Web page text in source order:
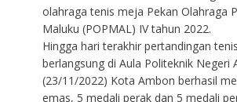
olahraga tenis meja Pekan Olahraga
Maluku (POPMAL) IV tahun 2022.
Hingga hari terakhir pertandingan
berlangsung di Aula Politeknik Negeri
(23/11/2022) Kota Ambon berhasil
emas, 5 medali perak dan 5 medali